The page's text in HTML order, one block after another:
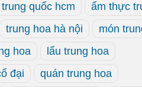
trung quốc hcm
ẩm thực
trung hoa hà nội
món
hoa
lẩu trung hoa
đại
quán trung hoa